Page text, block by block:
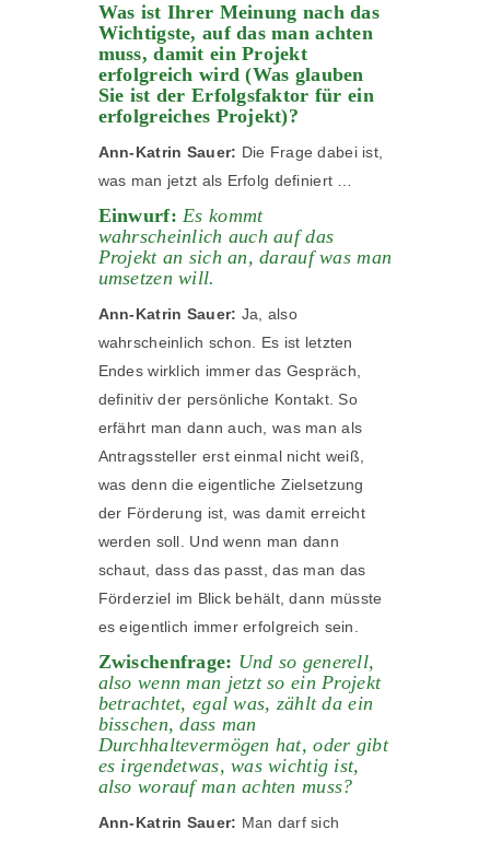
Was ist Ihrer Meinung nach das
Wichtigste, auf das man achten
muss, damit ein Projekt
erfolgreich wird (Was glauben
Sie ist der Erfolgsfaktor für ein
erfolgreiches Projekt)?
Ann-Katrin Sauer: Die Frage dabei ist,
was man jetzt als Erfolg definiert …
Einwurf: Es kommt
wahrscheinlich auch auf das
Projekt an sich an, darauf was man
umsetzen will.
Ann-Katrin Sauer: Ja, also
wahrscheinlich schon. Es ist letzten
Endes wirklich immer das Gespräch,
definitiv der persönliche Kontakt. So
erfährt man dann auch, was man als
Antragssteller erst einmal nicht weiß,
was denn die eigentliche Zielsetzung
der Förderung ist, was damit erreicht
werden soll. Und wenn man dann
schaut, dass das passt, das man das
Förderziel im Blick behält, dann müsste
es eigentlich immer erfolgreich sein.
Zwischenfrage: Und so generell,
also wenn man jetzt so ein Projekt
betrachtet, egal was, zählt da ein
bisschen, dass man
Durchhaltevermögen hat, oder gibt
es irgendetwas, was wichtig ist,
also worauf man achten muss?
Ann-Katrin Sauer: Man darf sich